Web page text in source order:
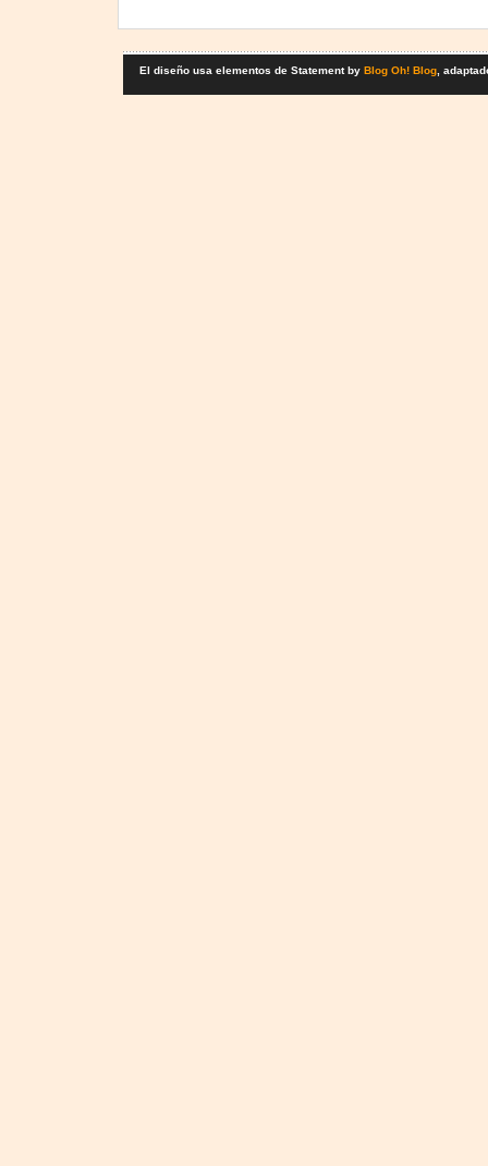
El diseño usa elementos de Statement by Blog Oh! Blog,